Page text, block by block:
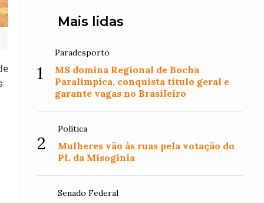
Mais lidas
1
Paradesporto
MS domina Regional de Bocha
Paralímpica, conquista título geral e
garante vagas no Brasileiro
2
Política
Mulheres vão às ruas pela votação do
PL da Misoginia
Senado Federal